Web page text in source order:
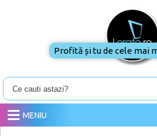
MENIU
Profită și tu de cele mai